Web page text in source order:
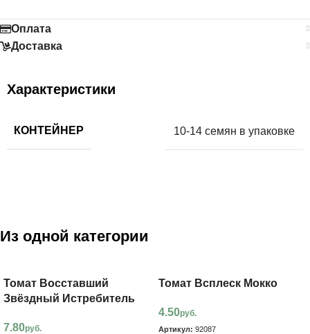
Оплата
Доставка
Характеристики
КОНТЕЙНЕР 10-14 семян в упаковке
Из одной категории
Томат Восставший
Звёздный Истребитель
7.80руб.
Томат Всплеск Мокко
4.50руб.
Артикул: 92087